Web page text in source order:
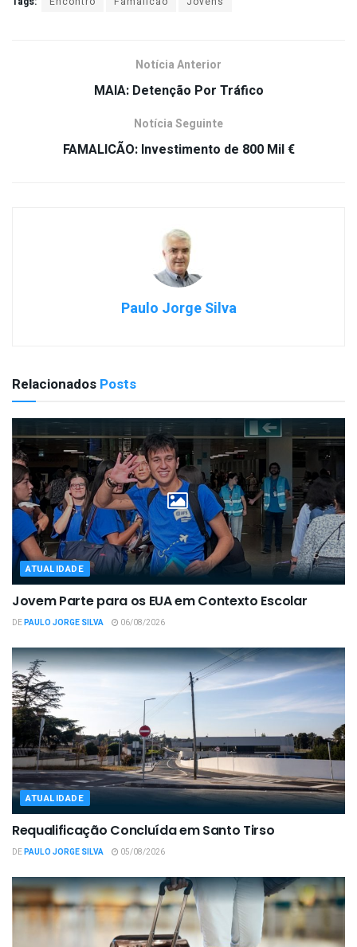
Notícia Anterior
MAIA: Detenção Por Tráfico
Notícia Seguinte
FAMALICÃO: Investimento de 800 Mil €
Paulo Jorge Silva
Relacionados Posts
ATUALIDADE
Jovem Parte para os EUA em Contexto Escolar
DEPAULO JORGE SILVA 06/08/2026
ATUALIDADE
Requalificação Concluída em Santo Tirso
DEPAULO JORGE SILVA 05/08/2026